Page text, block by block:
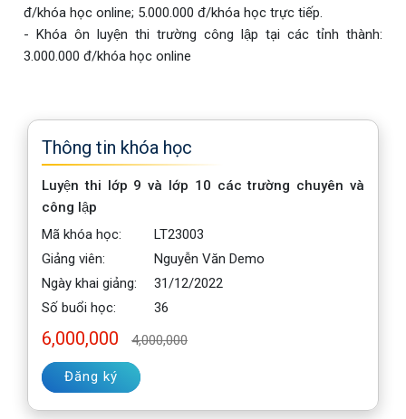
đ/khóa học online; 5.000.000 đ/khóa học trực tiếp.
- Khóa ôn luyện thi trường công lập tại các tỉnh thành:
3.000.000 đ/khóa học online
Thông tin khóa học
Luyện thi lớp 9 và lớp 10 các trường chuyên và
công lập
Mã khóa học:
LT23003
Giảng viên:
Nguyễn Văn Demo
Ngày khai giảng:
31/12/2022
Số buổi học:
36
6,000,000 4,000,000
Đăng ký